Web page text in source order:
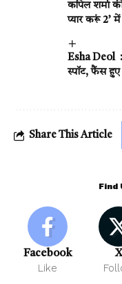
कपिल शर्मा
प्यार करूं 2’
Esha Deol :
स्पॉट, फैंस
Share This Article
Find
Facebook
Like
X